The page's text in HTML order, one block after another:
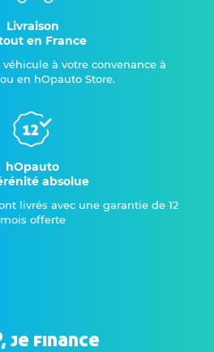
Livraison
en France
à votre convenance à
en hOpauto Store.
hOpauto
absolue
livrés avec une garantie de 12
mois offerte
je finance